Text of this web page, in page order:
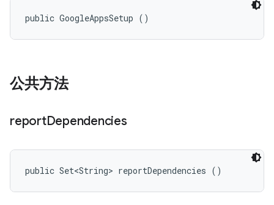
public GoogleAppsSetup ()
公共方法
reportDependencies
public Set<String> reportDependencies ()